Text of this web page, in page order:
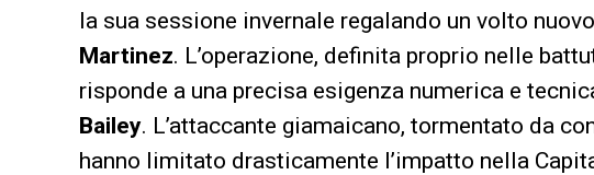
la sua sessione invernale regalando un volto
Martinez. L’operazione, definita proprio nelle
risponde a una precisa esigenza numerica e
Bailey. L’attaccante giamaicano, tormentato da
hanno limitato drasticamente l’impatto nella